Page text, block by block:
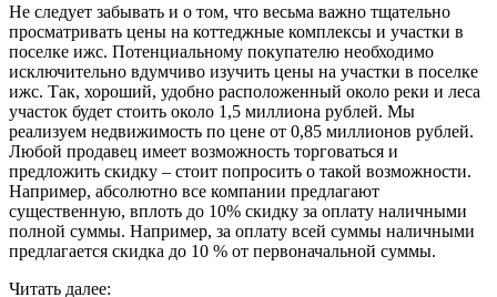
Не следует забывать и о том, что весьма важно тщательно
просматривать цены на коттеджные комплексы и участки в
поселке ижс. Потенциальному покупателю необходимо
исключительно вдумчиво изучить цены на участки в поселке
ижс. Так, хороший, удобно расположенный около реки и леса
участок будет стоить около 1,5 миллиона рублей. Мы
реализуем недвижимость по цене от 0,85 миллионов рублей.
Любой продавец имеет возможность торговаться и
предложить скидку – стоит попросить о такой возможности.
Например, абсолютно все компании предлагают
существенную, вплоть до 10% скидку за оплату наличными
полной суммы. Например, за оплату всей суммы наличными
предлагается скидка до 10 % от первоначальной суммы.
Читать далее: